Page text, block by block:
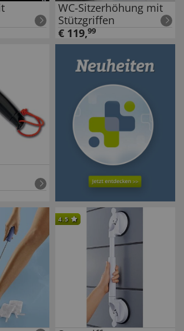
WC-Sitzerhöhung mit
Stützgriffen
€ 119,99
4.5